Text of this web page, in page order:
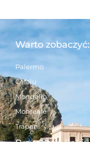
Warto zobaczyć:
Palermo
Cefalu
Mondello
Monreale
Trapani